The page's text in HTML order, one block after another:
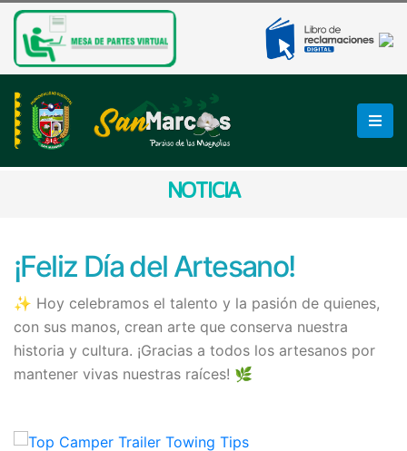
NOTICIA
¡Feliz Día del Artesano!
✨ Hoy celebramos el talento y la pasión de quienes,
con sus manos, crean arte que conserva nuestra
historia y cultura. ¡Gracias a todos los artesanos por
mantener vivas nuestras raíces! 🌿